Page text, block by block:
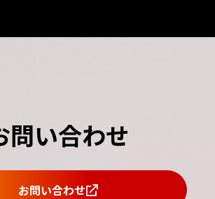
問い合わせ
お問い合わせ